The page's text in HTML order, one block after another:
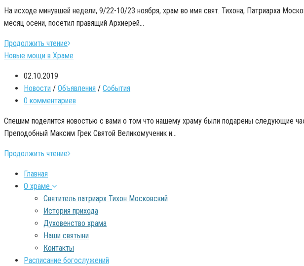
На исходе минувшей недели, 9/22-10/23 ноября, храм во имя свят. Тихона, Патриарха
месяц осени, посетил правящий Архиерей…
Продолжить чтение
Новые мощи в Храме
02.10.2019
Новости / Объявления / События
0 комментариев
Спешим поделится новостью с вами о том что нашему храму были подарены следующие
Преподобный Максим Грек Святой Великомученик и…
Продолжить чтение
Главная
О храме
Святитель патриарх Тихон Московский
История прихода
Духовенство храма
Наши святыни
Контакты
Расписание богослужений